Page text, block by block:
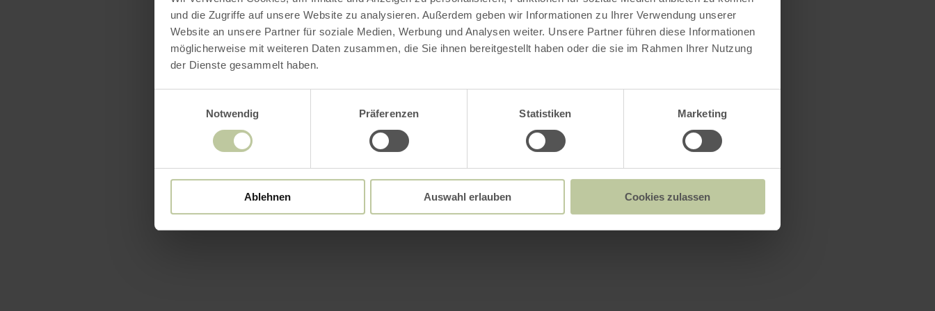
und die Zugriffe auf unsere Website zu analysieren. Außerdem geben wir Informationen zu Ihrer Verwendung unserer
Website an unsere Partner für soziale Medien, Werbung und Analysen weiter. Unsere Partner führen diese Informationen
möglicherweise mit weiteren Daten zusammen, die Sie ihnen bereitgestellt haben oder die sie im Rahmen Ihrer Nutzung
der Dienste gesammelt haben.
Notwendig
Präferenzen Statistiken Marketing
Ablehnen Auswahl erlauben Cookies zulassen